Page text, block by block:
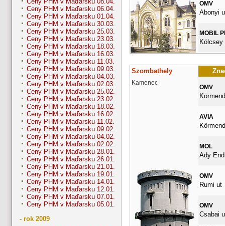
Ceny PHM v Maďarsku 06.04.
Ceny PHM v Maďarsku 01.04.
Ceny PHM v Maďarsku 30.03.
Ceny PHM v Maďarsku 25.03.
Ceny PHM v Maďarsku 23.03.
Ceny PHM v Maďarsku 18.03.
Ceny PHM v Maďarsku 16.03.
Ceny PHM v Maďarsku 11.03.
Ceny PHM v Maďarsku 09.03.
Ceny PHM v Maďarsku 04.03.
Ceny PHM v Maďarsku 02.03.
Ceny PHM v Maďarsku 25.02.
Ceny PHM v Maďarsku 23.02.
Ceny PHM v Maďarsku 18.02.
Ceny PHM v Maďarsku 16.02.
Ceny PHM v Maďarsku 11.02.
Ceny PHM v Maďarsku 09.02.
Ceny PHM v Maďarsku 04.02.
Ceny PHM v Maďarsku 02.02.
Ceny PHM v Maďarsku 28.01.
Ceny PHM v Maďarsku 26.01.
Ceny PHM v Maďarsku 21.01.
Ceny PHM v Maďarsku 19.01.
Ceny PHM v Maďarsku 14.01.
Ceny PHM v Maďarsku 12.01.
Ceny PHM v Maďarsku 07.01.
Ceny PHM v Maďarsku 05.01.
- rok 2009
OMV
Abonyi
MOBIL
Kölcsey
Szombathely
Kamenec
OMV
AVIA
MOL
Ady
OMV
Rumi ut
OMV
Csabai